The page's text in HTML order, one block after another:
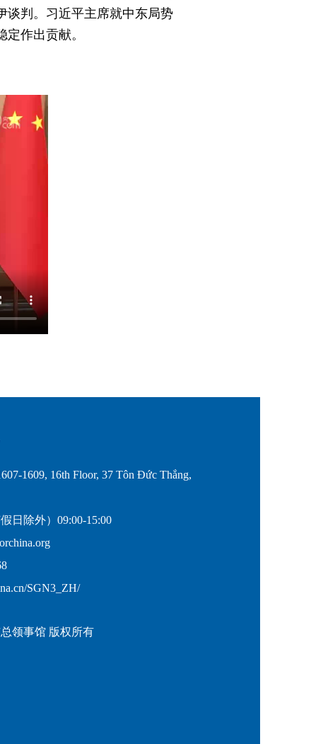
谈判。习近平主席就中东局势
作出贡献。
1609, 16th Floor, 37 Tôn Đức Thắng,
日除外）09:00-15:00
SGN3_ZH/
领事馆 版权所有